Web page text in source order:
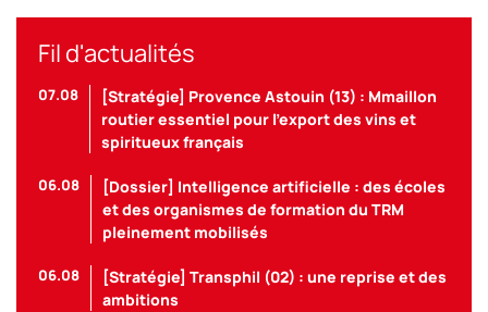
Fil d'actualités
07.08
[Stratégie] Provence Astouin (13) : Mmaillon
routier essentiel pour l’export des vins et
spiritueux français
06.08
[Dossier] Intelligence artificielle : des écoles
et des organismes de formation du TRM
pleinement mobilisés
06.08
[Stratégie] Transphil (02) : une reprise et des
ambitions